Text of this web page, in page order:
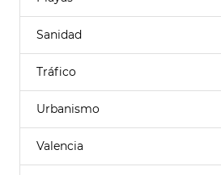
Sanidad
Tráfico
Urbanismo
Valencia